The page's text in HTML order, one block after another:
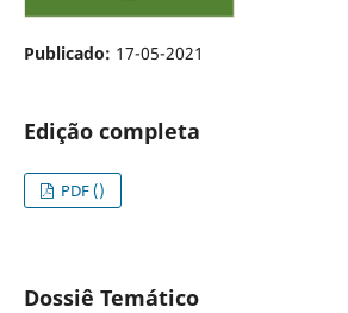
Publicado: 17-05-2021
Edição completa
PDF ()
Dossiê Temático